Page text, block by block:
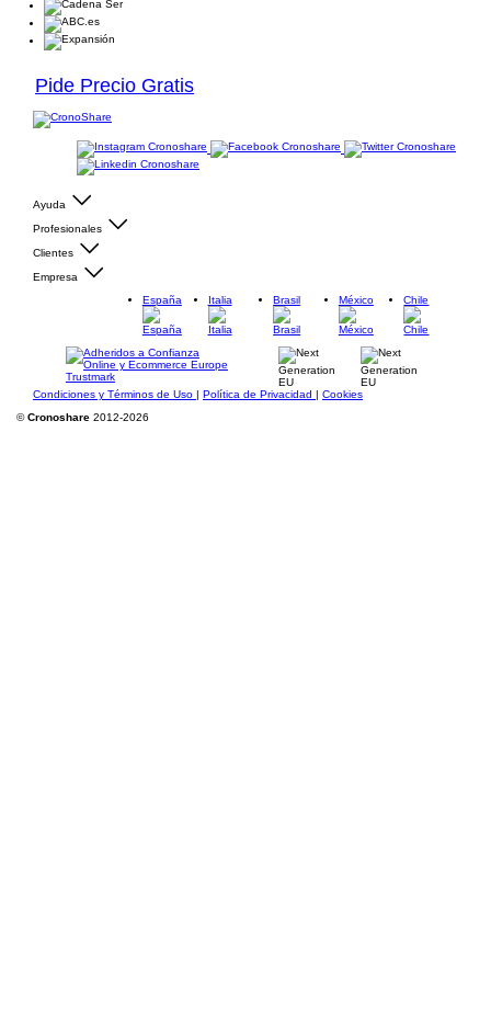
Pide Precio Gratis
Ayuda
Profesionales
Clientes
Empresa
España
Italia Brasil México Chile
Condiciones y Términos de Uso | Política de Privacidad | Cookies
©Cronoshare 2012-2026